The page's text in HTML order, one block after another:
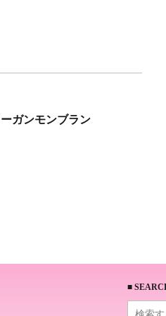
ガンモンブラン
■